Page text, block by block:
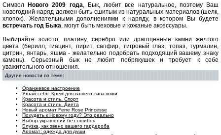
Символ
Нового 2009 года, Бык, любит все натуральное, поэтому Ваш
новогодний наряд должен быть сшитым из натуральных материалов (шелк,
хлопок). Желательными дополнениями к наряду, в котором Вы будете
встречать год Быка, могут быть меховые и кожаные аксессуары.
Выбирайте золото, платину, серебро или драгоценные камни желтого
цвета (берилл, гиацинт, пирит, сапфир, тигровый глаз, топаз, турмалин,
цитрин, янтарь, яшма - желательно подобрать подходящий вашему знаку
камень). Серьезный бык не любит побрякушек и требует к себе
уважительного отношения.
Другие новости по теме:
Оранжевое настроение
Узнай себя. Крем для вашего типа кожи
Красота и стиль. Спорт
Красота и стиль. Диета
Новый аромат Ferre Rose Princesse
Похудеть к Новому году? Это реально
Выбор украшений без ошибок
Блузка, как звено вашего гардероба
Аромат: одежда для души